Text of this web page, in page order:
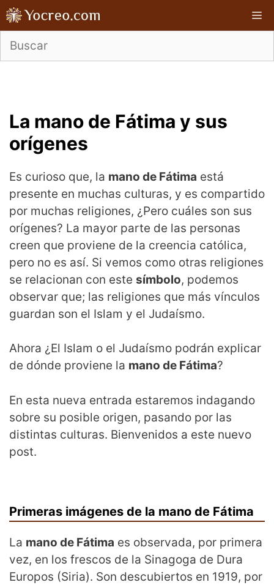
Saltar
al
contenido
La mano de Fátima y sus
orígenes
Es curioso que, la mano de Fátima está
presente en muchas culturas, y es compartido
por muchas religiones, ¿Pero cuáles son sus
orígenes? La mayor parte de las personas
creen que proviene de la creencia católica,
pero no es así. Si vemos como otras religiones
se relacionan con este símbolo, podemos
observar que; las religiones que más vínculos
guardan son el Islam y el Judaísmo.
Ahora ¿El Islam o el Judaísmo podrán explicar
de dónde proviene la mano de Fátima?
En esta nueva entrada estaremos indagando
sobre su posible origen, pasando por las
distintas culturas. Bienvenidos a este nuevo
post.
Primeras imágenes de la mano de Fátima
La mano de Fátima es observada, por primera
vez, en los frescos de la Sinagoga de Dura
Europos (Siria). Son descubiertos en 1919, por